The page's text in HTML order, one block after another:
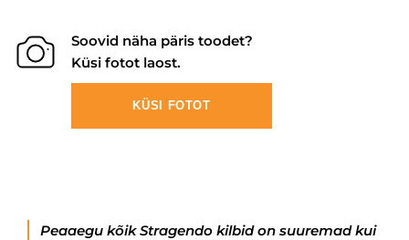
Soovid näha päris toodet?
Küsi fotot laost.
KÜSI FOTOT
Peaaegu kõik Stragendo kilbid on suuremad kui